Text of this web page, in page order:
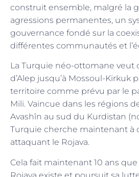
construit ensemble, malgré la
agressions permanentes, un
gouvernance fondé sur la
différentes communautés et
La Turquie néo-ottomane veut
d’Alep jusqu’à Mossoul-Kirkuk
territoire comme prévu par le
Mili. Vaincue dans les régions
Avashîn au sud du Kurdistan
Turquie cherche maintenant à
attaquant le Rojava.
Cela fait maintenant 10 ans
Rojava existe et poursuit sa